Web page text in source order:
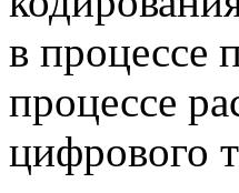
в процессе
процессе
цифрового